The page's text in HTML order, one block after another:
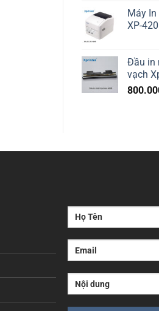
Máy
XP-
Đầu in
vạch